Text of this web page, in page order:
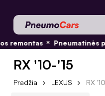
main
content
remontas✦ Pneumatinės
RX '10-'15
Pradžia LEXUS RX